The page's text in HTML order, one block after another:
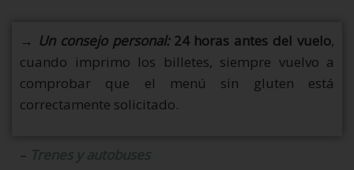
→ Un consejo personal: 24 horas antes del vuelo,
cuando imprimo los billetes, siempre vuelvo a
comprobar que el menú sin gluten está
correctamente solicitado.
– Trenes y autobuses